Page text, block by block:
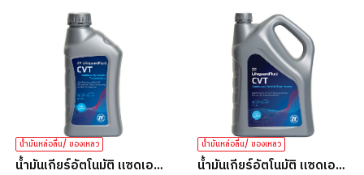
น้ำมันหล่อลื่น/ ของเหลว
น้ำมันเกียร์อัตโนมัติ แซดเอฟ
น้ำมันหล่อลื่น/ ของเหลว
น้ำมันเกียร์อัตโนมัติ แซดเอฟ